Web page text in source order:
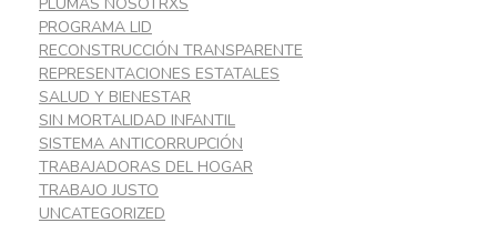
PROGRAMA LID
RECONSTRUCCIÓN TRANSPARENTE
REPRESENTACIONES ESTATALES
SALUD Y BIENESTAR
SIN MORTALIDAD INFANTIL
SISTEMA ANTICORRUPCIÓN
TRABAJADORAS DEL HOGAR
TRABAJO JUSTO
UNCATEGORIZED